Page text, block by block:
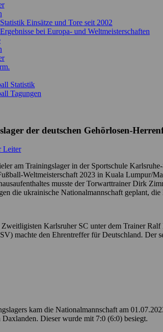
Statistik Einsätze und Tore seit 2002
Ergebnisse bei Europa- und Weltmeisterschaften
Statistik
Tagungen
der deutschen Gehörlosen-
Leiter
am Trainingslager in der Sportschule
Weltmeisterschaft 2023 in Kuala Lumpur/
musste der Torwarttrainer Dirk
die ukrainische Nationalmannschaft geplant, die
Karlsruher SC unter dem Trainer
machte den Ehrentreffer für Deutschland. Der
kam die Nationalmannschaft am
Dieser wurde mit 7:0 (6:0) besiegt.